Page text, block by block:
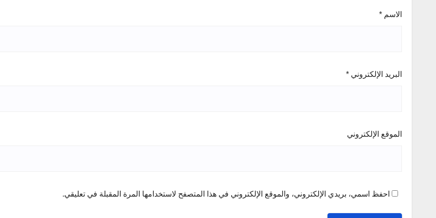
الاسم *
البريد الإلكتروني *
الموقع الإلكتروني
احفظ اسمي، بريدي الإلكتروني، والموقع الإلكتروني في هذا المتصفح لاستخدامها المرة المقبلة في تعليقي.